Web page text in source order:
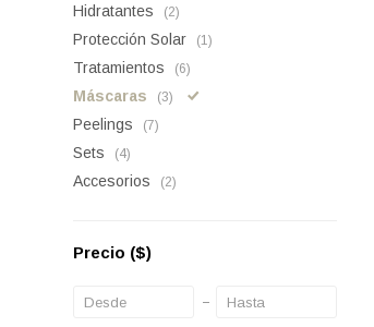
Hidratantes (2)
Protección Solar (1)
Tratamientos (6)
Máscaras (3)
Peelings (7)
Sets (4)
Accesorios (2)
Precio ($)